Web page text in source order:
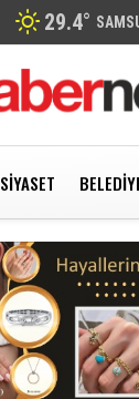
29.4°
SIYASET